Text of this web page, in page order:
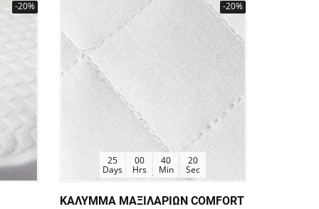
-20% -20%
25
Days
00
Hrs
40
Min
20
Sec
ΚΑΛΥΜΜΑ ΜΑΞΙΛΑΡΙΩΝ COMFORT